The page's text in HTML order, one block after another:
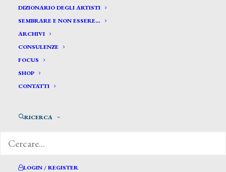
DIZIONARIO DEGLI ARTISTI
SEMBRARE E NON ESSERE…
ARCHIVI
CONSULENZE
FOCUS
SHOP
CONTATTI
RICERCA
LOGIN / REGISTER
Beghè Davide